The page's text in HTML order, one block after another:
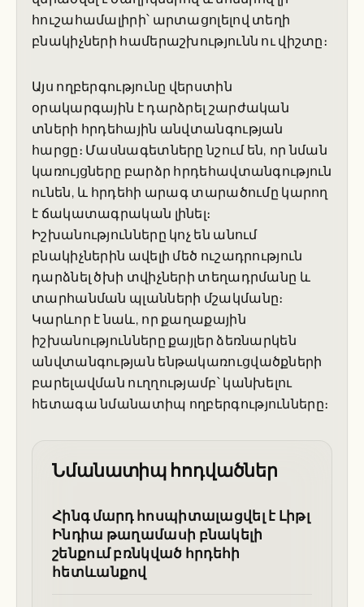
հուշահամալիրի՝ արտացոլելով տեղի
բնակիչների համերաշխությունն ու վիշտը։
Այս ողբերգությունը վերստին
օրակարգային է դարձրել շարժական
տների հրդեհային անվտանգության
հարցը։ Մասնագետները նշում են, որ նման
կառույցները բարձր հրդեհավտանգություն
ունեն, և հրդեհի արագ տարածումը կարող
է ճակատագրական լինել։
Իշխանությունները կոչ են անում
բնակիչներին ավելի մեծ ուշադրություն
դարձնել ծխի տվիչների տեղադրմանը և
տարհանման պլանների մշակմանը։
Կարևոր է նաև, որ քաղաքային
իշխանությունները քայլեր ձեռնարկեն
անվտանգության ենթակառուցվածքների
բարելավման ուղղությամբ՝ կանխելու
հետագա նմանատիպ ողբերգությունները։
Նմանատիպ հոդվածներ
Հինգ մարդ հոսպիտալացվել է Լիթլ
Ինդիա թաղամասի բնակելի
շենքում բռնկված հրդեհի
հետևանքով